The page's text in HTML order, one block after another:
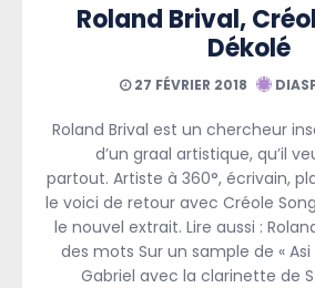
Roland Brival,
Dékolé
27 FÉVRIER 2018
Roland Brival est un chercheur
d’un graal artistique, qu’il
partout. Artiste à 360°, écrivain,
le voici de retour avec Créole
le nouvel extrait. Lire aussi :
des mots Sur un sample de « Asi
Gabriel avec la clarinette de